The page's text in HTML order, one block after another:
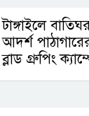
টাঙ্গাইলে
আদর্শ
ব্লাড গ্রুপিং